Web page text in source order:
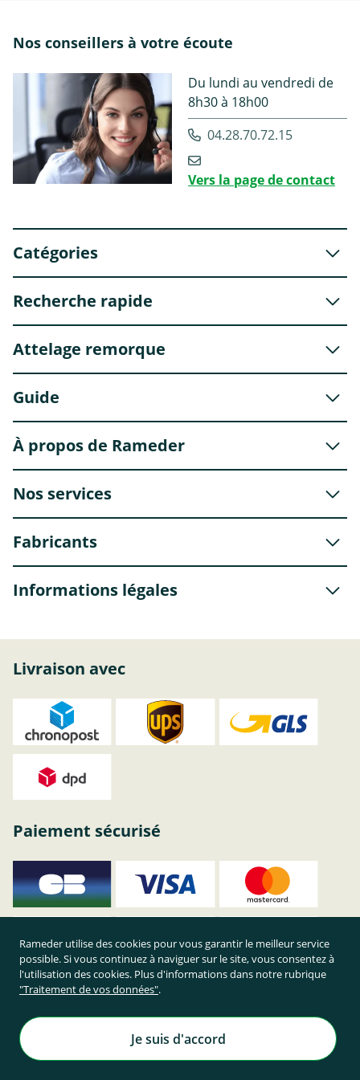
Nos conseillers à votre écoute
Du lundi au vendredi de
8h30 à 18h00
04.28.70.72.15
Vers la page de contact
Catégories
Recherche rapide
Attelage remorque
Guide
À propos de Rameder
Nos services
Fabricants
Informations légales
Livraison avec
Paiement sécurisé
Achetez en toute sécurité sur Rameder !
Rameder utilise des cookies pour vous garantir le meilleur service
possible. Si vous continuez à naviguer sur le site, vous consentez à
l'utilisation des cookies. Plus d'informations dans notre rubrique
"Traitement de vos données".
Je suis d'accord